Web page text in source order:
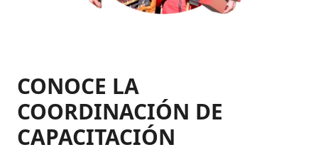
CONOCE LA
COORDINACIÓN DE
CAPACITACIÓN